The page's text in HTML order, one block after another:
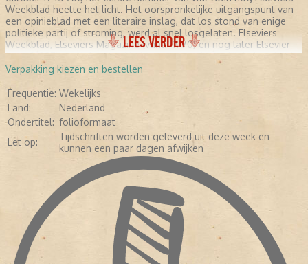
Weekblad heette het licht. Het oorspronkelijke uitgangspunt van
een opinieblad met een literaire inslag, dat los stond van enige
politieke partij of stroming, werd al snel losgelaten. Elseviers
Weekblad, Elseviers Magazine (vanaf 1970) en nog later Elsevier
(vanaf 1987) werd de spreekbuis van maatschappelijk behoudend
Nederland. In de jaren zeventig bekritiseerde redacteur Ferry
Hoogendijk regelmatig op scherpe wijze het beleid van het
kabinet-Den Uyl. Het deed de populariteit van het blad zeker geen
kwaad. Het is aannemelijk dat zijn bekendheid als politiek
commentator op de televisie hier ook aan bijdroeg. Ook in dit
nummer trekt Hoogendijk weer stevig van leer in het bekende gele
katern. Elsevier neemt anno 2006 nog altijd geregeld een
uitgesproken standpunt in. Daarmee bevestigt het blad haar
onafhankelijke status alleen maar.
LEES VERDER
Verpakking kiezen en bestellen
Frequentie: Wekelijks
Land:
Nederland
Ondertitel: folioformaat
Let op:
Tijdschriften worden geleverd uit deze week en
kunnen een paar dagen afwijken